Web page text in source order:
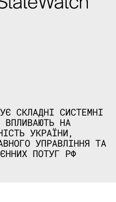
СКЛАДНІ СИСТЕМНІ
НА
УКРАЇНИ,
УПРАВЛІННЯ ТА
ПОТУГ РФ